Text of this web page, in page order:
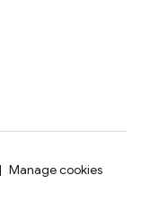
Manage cookies